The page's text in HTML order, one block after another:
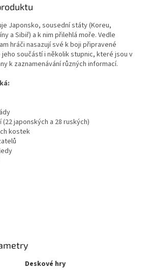
Japonsko, sousední státy (Koreu,
a Sibiř) a k nim přilehlá moře. Vedle
hráči nasazují své k boji připravené
součástí i několik stupnic, které jsou v
k zaznamenávání různých informací.
japonských a 28 ruských)
kostek
Deskové hry